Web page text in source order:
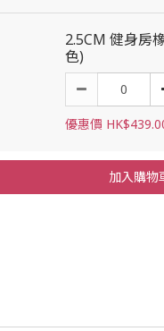
2.5CM 健身房
色)
優惠價
加入購物